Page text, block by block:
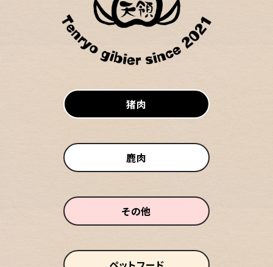
猪肉
鹿肉
その他